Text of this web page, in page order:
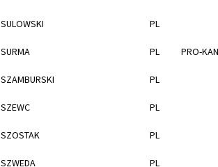
SULOWSKI PL
SURMA PL PRO-
SZAMBURSKI PL
SZEWC PL
SZOSTAK PL
SZWEDA PL